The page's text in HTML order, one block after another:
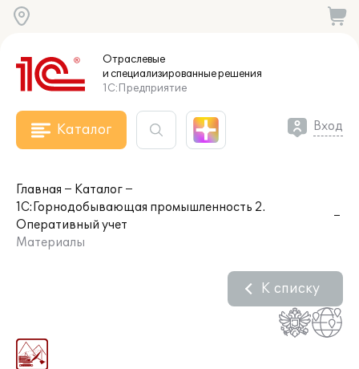
Отраслевые
и специализированныерешения
1С:Предприятие
Каталог Вход
Главная
Каталог
1С:Горнодобывающая промышленность 2.
Оперативный учет
Материалы
К списку